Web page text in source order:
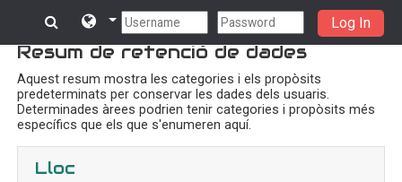
Vés al contingut principal
Log In
Resum de retenció de dades
Aquest resum mostra les categories i els propòsits
predeterminats per conservar les dades dels usuaris.
Determinades àrees podrien tenir categories i propòsits més
específics que els que s'enumeren aquí.
Lloc